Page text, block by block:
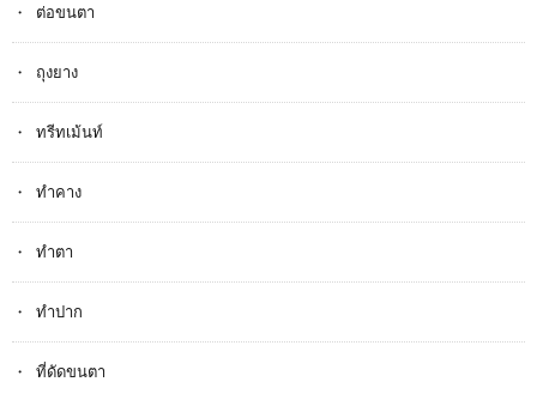
ต่อขนตา
ถุงยาง
ทรีทเม้นท์
ทำคาง
ทำตา
ทำปาก
ที่ดัดขนตา